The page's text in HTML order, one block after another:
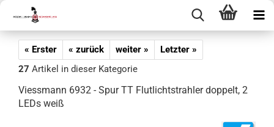
« Erster « zurück weiter »
Letzter »
27 Artikel in dieser Kategorie
Viessmann 6932 - Spur TT Flutlichtstrahler doppelt, 2
LEDs weiß